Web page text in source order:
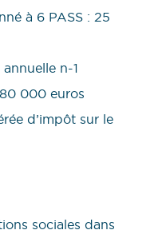
à 6 PASS : 25
n-1
000 euros
d’impôt sur le
sociales dans